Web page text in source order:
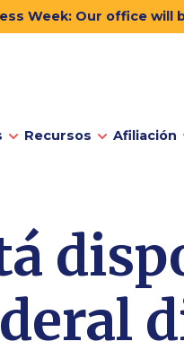
Week: Our office will
Recursos Afiliación